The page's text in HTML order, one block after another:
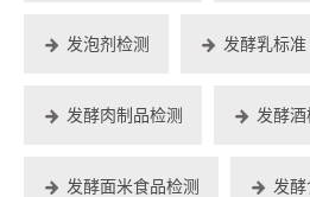
发泡剂检测 发酵乳标准
发酵肉制品检测 发酵酒
发酵面米食品检测 发